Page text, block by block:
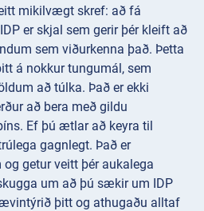
mikilvægt skref: að fá
er skjal sem gerir þér kleift að
sem viðurkenna það. Þetta
á nokkur tungumál, sem
að túlka. Það er ekki
að bera með gildu
Ef þú ætlar að keyra til
gagnlegt. Það er
getur veitt þér aukalega
um að þú sækir um IDP
þitt og athugaðu alltaf